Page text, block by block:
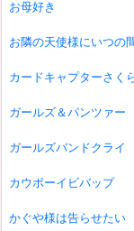
お母好き
お隣の天使様にいつの
カードキャプターさく
ガールズ＆パンツァー
ガールズバンドクライ
カウボーイビバップ
かぐや様は告らせたい